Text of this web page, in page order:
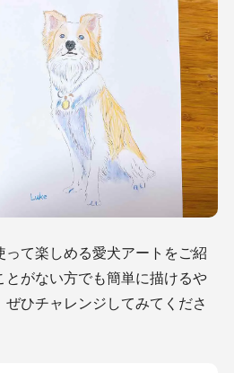
て楽しめる愛犬アートをご紹
がない方でも簡単に描けるや
ぜひチャレンジしてみてくださ